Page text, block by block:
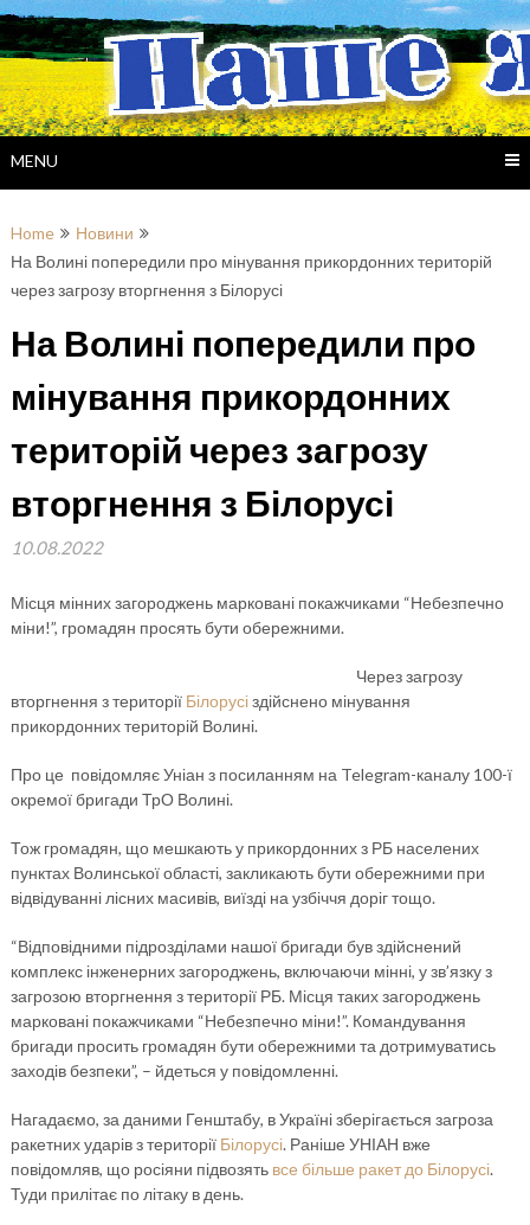
Skip
to
content
MENU
Home
Новини
На Волині попередили про мінування прикордонних територій
через загрозу вторгнення з Білорусі
На Волині попередили про
мінування прикордонних
територій через загрозу
вторгнення з Білорусі
10.08.2022
Місця мінних загороджень марковані покажчиками “Небезпечно
міни!”, громадян просять бути обережними.
Через загрозу
вторгнення з території Білорусіздійснено мінування
прикордонних територій Волині.
Про це повідомляє Уніан з посиланням на Telegram-каналу 100-ї
окремої бригади ТрО Волині.
Тож громадян, що мешкають у прикордонних з РБ населених
пунктах Волинської області, закликають бути обережними при
відвідуванні лісних масивів, виїзді на узбіччя доріг тощо.
“Відповідними підрозділами нашої бригади був здійснений
комплекс інженерних загороджень, включаючи мінні, у зв’язку з
загрозою вторгнення з території РБ. Місця таких загороджень
марковані покажчиками “Небезпечно міни!”. Командування
бригади просить громадян бути обережними та дотримуватись
заходів безпеки”, – йдеться у повідомленні.
Нагадаємо, за даними Генштабу, в Україні зберігається загроза
ракетних ударів з території Білорусі. Раніше УНІАН вже
повідомляв, що росіяни підвозять все більше ракет до Білорусі.
Туди прилітає по літаку в день.